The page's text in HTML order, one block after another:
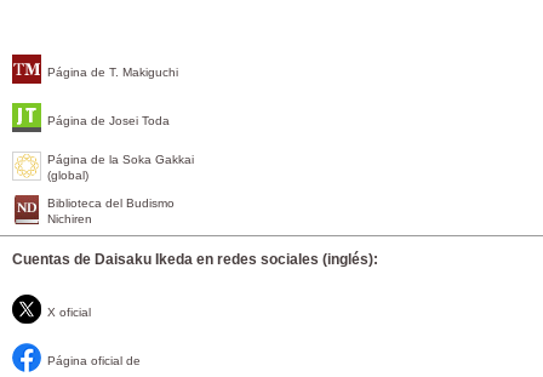
Página de T. Makiguchi
Página de Josei Toda
Página de la Soka Gakkai
(global)
Biblioteca del Budismo
Nichiren
Cuentas de Daisaku Ikeda en redes sociales (inglés):
X oficial
Página oficial de